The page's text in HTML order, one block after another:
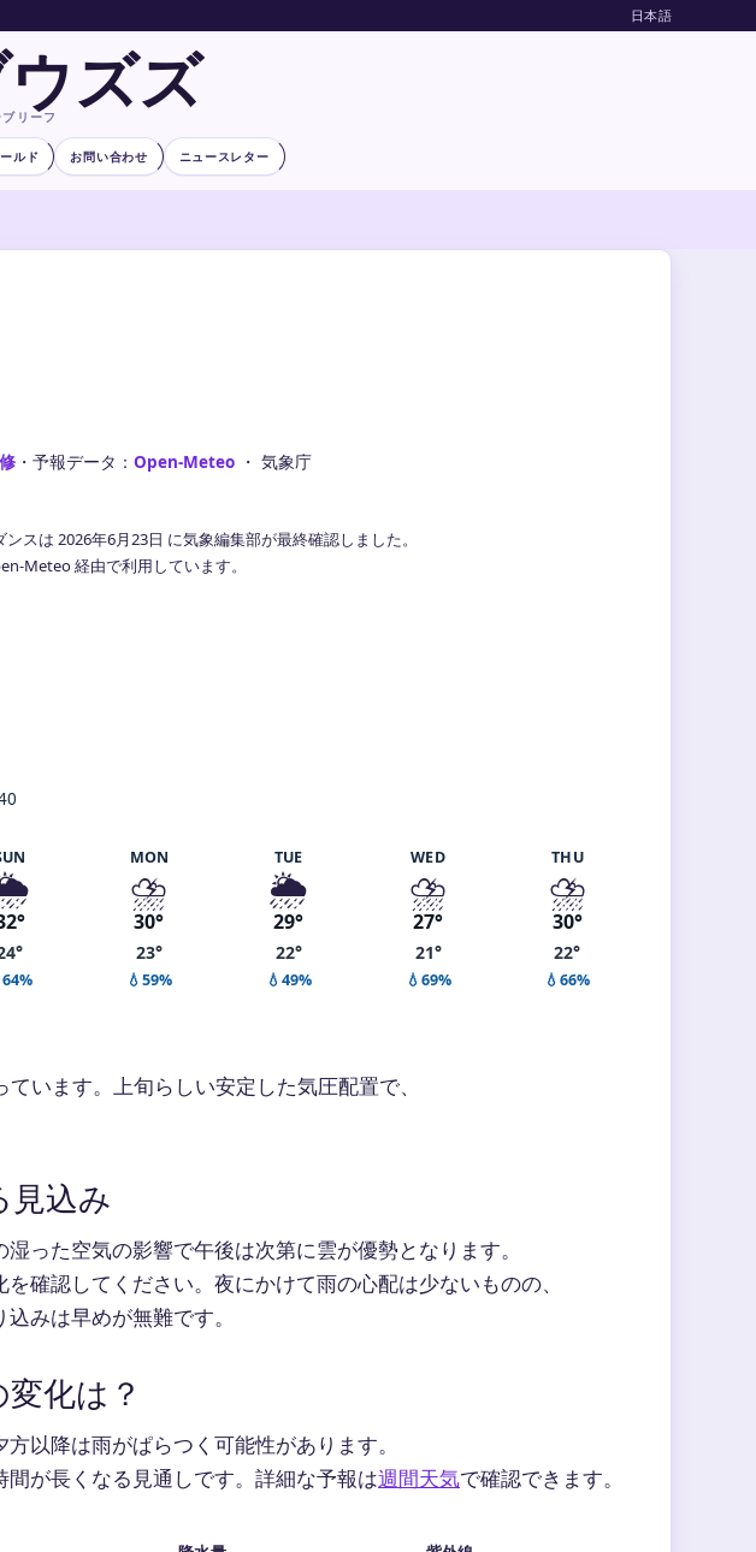
日本語
ズズ
リーフ
ルド お問い合わせ ニュースレター
・ 予報データ： Open-Meteo ・ 気象庁
スは 2026年6月23日 に気象編集部が最終確認しました。
Meteo 経由で利用しています。
MON
⛈️
30°
23°
💧59%
TUE
🌦️
29°
22°
💧49%
WED
⛈️
27°
21°
💧69%
THU
⛈️
30°
22°
💧66%
います。上旬らしい安定した気圧配置で、
見込み
った空気の影響で午後は次第に雲が優勢となります。
確認してください。夜にかけて雨の心配は少ないものの、
みは早めが無難です。
化は？
以降は雨がぱらつく可能性があります。
が長くなる見通しです。詳細な予報は週間天気で確認できます。